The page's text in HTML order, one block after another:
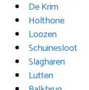
De Krim
Holthone
Loozen
Schuinesloot
Slagharen
Lutten